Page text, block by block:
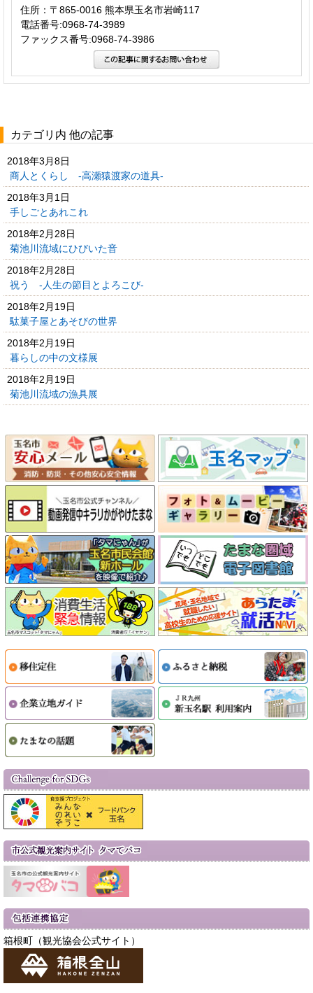
住所：〒865-0016 熊本県玉名市岩崎117
電話番号:0968-74-3989
ファックス番号:0968-74-3986
カテゴリ内 他の記事
2018年3月8日
商人とくらし -高瀬猿渡家の道具-
2018年3月1日
手しごとあれこれ
2018年2月28日
菊池川流域にひびいた音
2018年2月28日
祝う -人生の節目とよろこび-
2018年2月19日
駄菓子屋とあそびの世界
2018年2月19日
暮らしの中の文様展
2018年2月19日
菊池川流域の漁具展
箱根町（観光協会公式サイト）